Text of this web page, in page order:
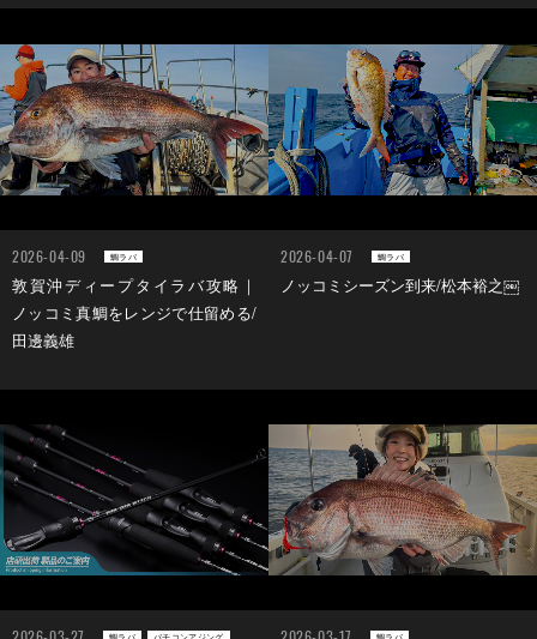
2026-04-09 鯛ラバ
敦賀沖ディープタイラバ攻略｜
ノッコミ真鯛をレンジで仕留める/
田邊義雄
2026-04-07 鯛ラバ
ノッコミシーズン到来/松本裕之￼
鯛ラバ バチコンアジング 鯛ラバ